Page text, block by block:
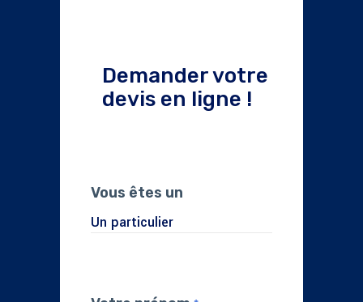
Demander votre
devis en ligne !
Vous êtes un